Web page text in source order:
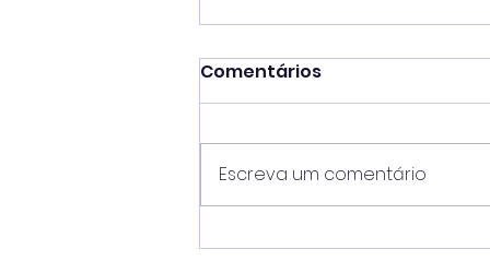
Mateus Silva unifica
Comentários
Escreva um comentário